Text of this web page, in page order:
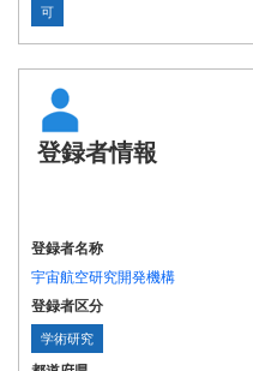
可
登録者情報
登録者名称
宇宙航空研究開発機構
登録者区分
学術研究